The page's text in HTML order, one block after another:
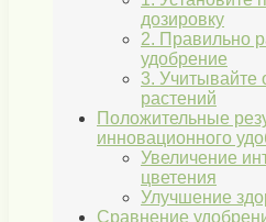
дозировку
2. Правильно
удобрение
3. Учитывайте
растений
Положительные
инновационного
Увеличение
цветения
Улучшение
Сравнение